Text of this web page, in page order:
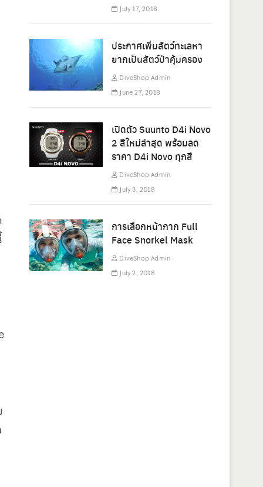
July 17, 2018
ประกาศเพิ่มสัตว์ทะเลหา
ยากเป็นสัตว์ป่าคุ้มครอง
DiveShop Admin
June 27, 2018
เปิดตัว Suunto D4i Novo
2 สีใหม่ล่าสุด พร้อมลด
ราคา D4i Novo ทุกสี
DiveShop Admin
July 3, 2018
การเลือกหน้ากาก Full
Face Snorkel Mask
DiveShop Admin
July 2, 2018